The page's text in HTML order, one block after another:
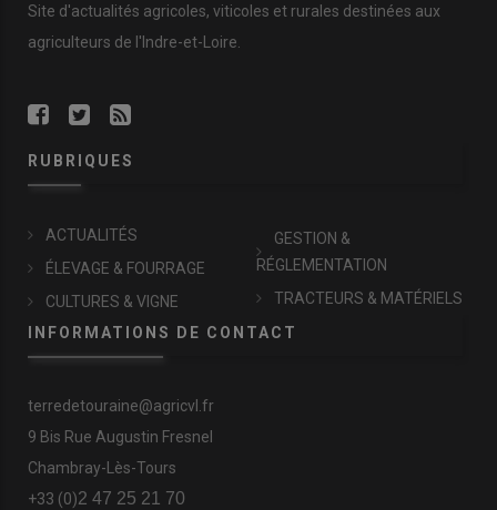
Site d'actualités agricoles, viticoles et rurales destinées aux
agriculteurs de l'Indre-et-Loire.
RUBRIQUES
ACTUALITÉS
ÉLEVAGE & FOURRAGE
CULTURES & VIGNE
GESTION &
RÉGLEMENTATION
TRACTEURS & MATÉRIELS
INFORMATIONS DE CONTACT
terredetouraine@agricvl.fr
9 Bis Rue Augustin Fresnel
Chambray-Lès-Tours
+33 (0)2 47 25 21 70